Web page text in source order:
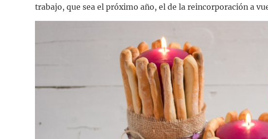
trabajo, que sea el próximo año, el de la reincorporación a